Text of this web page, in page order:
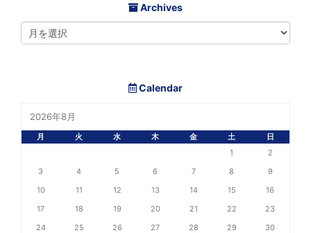
Archives
Calendar
2026年8月
月 火 水 木 金 土
日
1
2
3
4 5 6 7 8
9
10
11 12 13 14 15
16
17
18 19 20 21 22
23
24
25 26 27 28 29
30